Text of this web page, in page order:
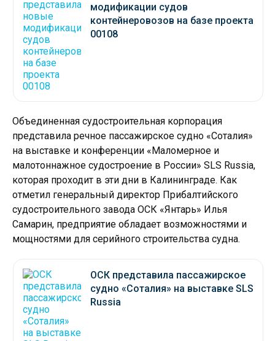
модификации судов
контейнеровозов на базе проекта
00108
Объединенная судостроительная корпорация
представила речное пассажирское судно «Соталия»
на выставке и конференции «Маломерное и
малотоннажное судостроение в России» SLS Russia,
которая проходит в эти дни в Калининграде. Как
отметил генеральный директор Прибалтийского
судостроительного завода ОСК «Янтарь» Илья
Самарин, предприятие обладает возможностями и
мощностями для серийного строительства судна.
ОСК представила пассажирское
судно «Соталия» на выставке SLS
Russia